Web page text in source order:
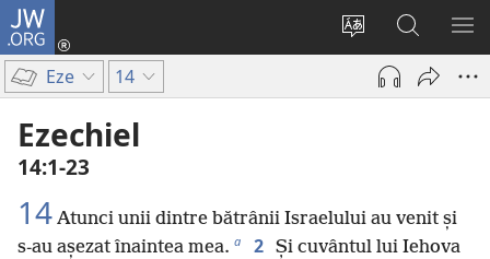
JW.ORG
Schimbaţi
limba
site-
Conectează-
deschide
Căutați
pe
JW.ORG
Eze 14
Ezechiel
14:1-23
14 Atunci unii dintre bătrânii Israelului au venit și
s-au așezat înaintea mea. a 2 Și cuvântul lui Iehova